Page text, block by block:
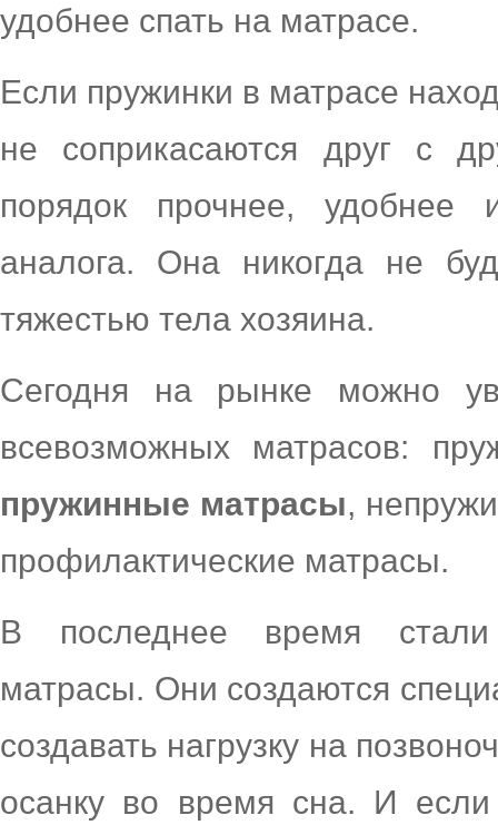
удобнее спать на матрасе.
Если пружинки в матрасе
не соприкасаются друг с
порядок прочнее, удобнее
аналога. Она никогда не
тяжестью тела хозяина.
Сегодня на рынке можно
всевозможных матрасов:
пружинные матрасы,
профилактические матрасы.
В последнее время стали
матрасы. Они создаются
создавать нагрузку на
осанку во время сна. И